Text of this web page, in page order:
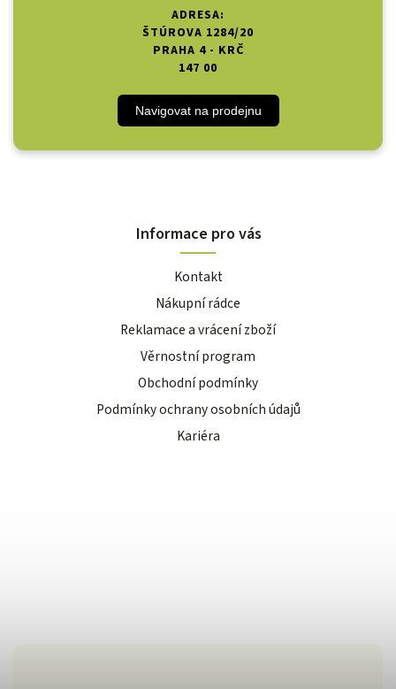
ADRESA:
ŠTÚROVA 1284/20
PRAHA 4 - KRČ
147 00
Navigovat na prodejnu
Informace pro vás
Kontakt
Nákupní rádce
Reklamace a vrácení zboží
Věrnostní program
Obchodní podmínky
Podmínky ochrany osobních údajů
Kariéra